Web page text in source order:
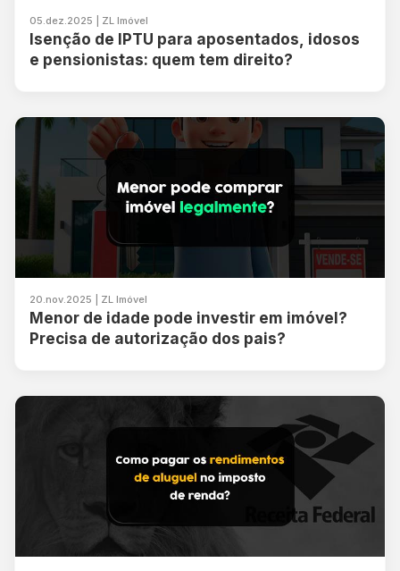
05.dez.2025 | ZL Imóvel
Isenção de IPTU para aposentados, idosos
e pensionistas: quem tem direito?
20.nov.2025 | ZL Imóvel
Menor de idade pode investir em imóvel?
Precisa de autorização dos pais?